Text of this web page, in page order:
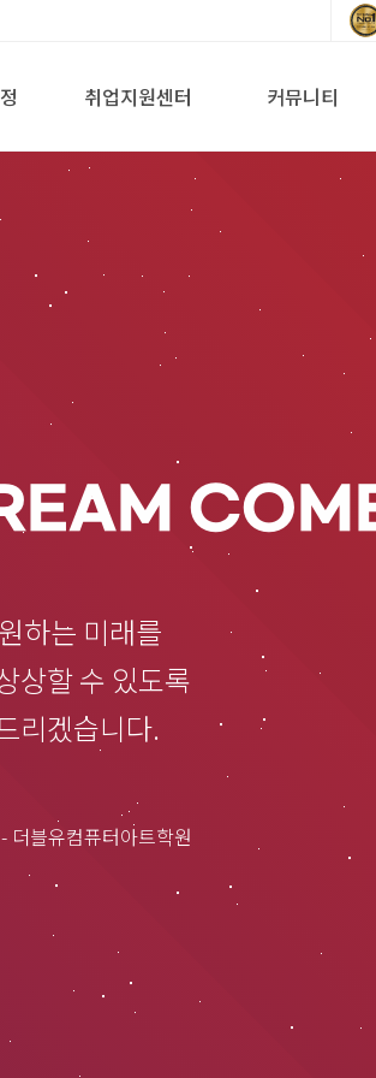
취업지원센터 커뮤니티
하는 미래를
상할 수 있도록
리겠습니다.
더블유컴퓨터아트학원